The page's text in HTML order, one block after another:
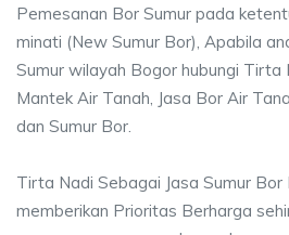
Pemesanan Bor Sumur pada
minati (New Sumur Bor), Apabila
Sumur wilayah Bogor hubungi Tirta
Mantek Air Tanah, Jasa Bor Air
dan Sumur Bor.
Tirta Nadi Sebagai Jasa Sumur Bor
memberikan Prioritas Berharga